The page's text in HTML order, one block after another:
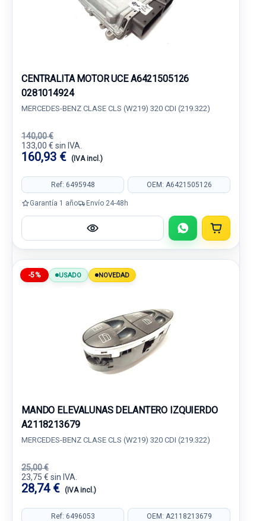
CENTRALITA MOTOR UCE A6421505126
0281014924
MERCEDES-BENZ CLASE CLS (W219) 320 CDI (219.322)
140,00 €
133,00 € sin IVA.
160,93 € (IVA incl.)
Ref: 6495948 OEM: A6421505126
Garantía 1 año Envío 24-48h
-5% USADO NOVEDAD
MANDO ELEVALUNAS DELANTERO IZQUIERDO
A2118213679
MERCEDES-BENZ CLASE CLS (W219) 320 CDI (219.322)
25,00 €
23,75 € sin IVA.
28,74 € (IVA incl.)
Ref: 6496053 OEM: A2118213679